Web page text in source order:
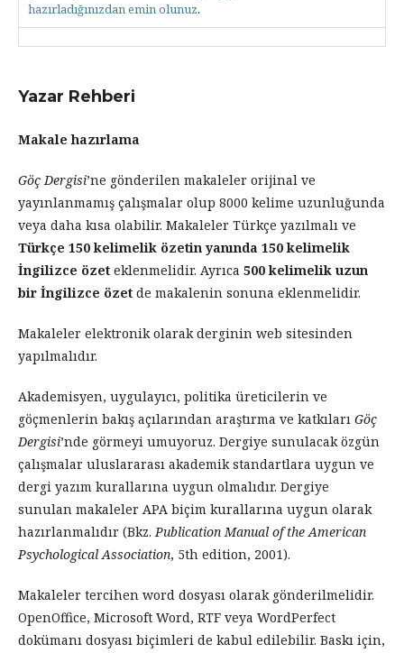
hazırladığınızdan emin olunuz.
Yazar Rehberi
Makale hazırlama
Göç Dergisi’ne gönderilen makaleler orijinal ve
yayınlanmamış çalışmalar olup 8000 kelime uzunluğunda
veya daha kısa olabilir. Makaleler Türkçe yazılmalı ve
Türkçe 150 kelimelik özetin yanında 150 kelimelik
İngilizce özet eklenmelidir. Ayrıca 500 kelimelik uzun
bir İngilizce özet de makalenin sonuna eklenmelidir.
Makaleler elektronik olarak derginin web sitesinden
yapılmalıdır.
Akademisyen, uygulayıcı, politika üreticilerin ve
göçmenlerin bakış açılarından araştırma ve katkıları Göç
Dergisi’nde görmeyi umuyoruz. Dergiye sunulacak özgün
çalışmalar uluslararası akademik standartlara uygun ve
dergi yazım kurallarına uygun olmalıdır. Dergiye
sunulan makaleler APA biçim kurallarına uygun olarak
hazırlanmalıdır (Bkz.Publication Manual of the American
Psychological Association, 5th edition, 2001).
Makaleler tercihen word dosyası olarak gönderilmelidir.
OpenOffice, Microsoft Word, RTF veya WordPerfect
dokümanı dosyası biçimleri de kabul edilebilir. Baskı için,